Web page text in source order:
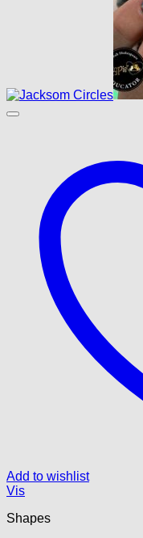
Add to wishlist
Vis
Shapes